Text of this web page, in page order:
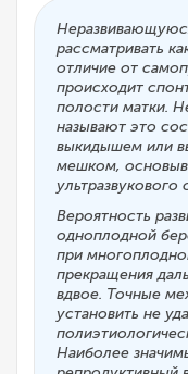
рассматривать
отличие от
происходит
полости матки.
называют это
выкидышем или
мешком,
ультразвукового
Вероятность
одноплодной
при
прекращения
вдвое. Точные
установить не
Наиболее